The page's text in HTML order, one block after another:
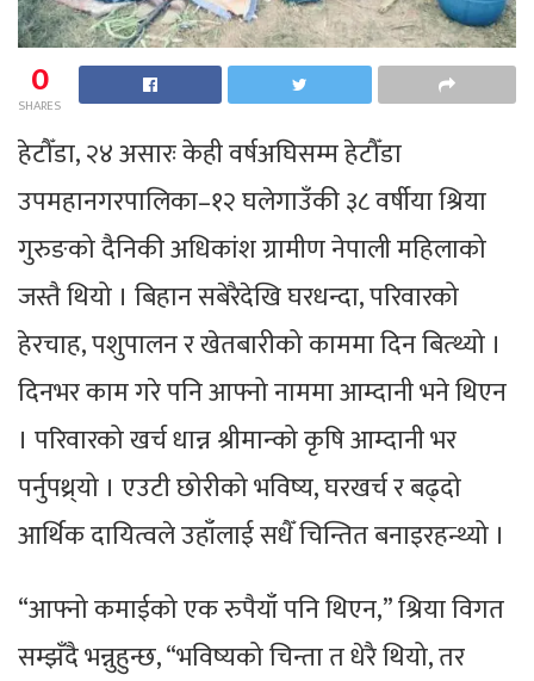
0
SHARES
हेटौँडा, २४ असारः केही वर्षअघिसम्म हेटौँडा
उपमहानगरपालिका–१२ घलेगाउँकी ३८ वर्षीया श्रिया
गुरुङको दैनिकी अधिकांश ग्रामीण नेपाली महिलाको
जस्तै थियो । बिहान सबेरैदेखि घरधन्दा, परिवारको
हेरचाह, पशुपालन र खेतबारीको काममा दिन बित्थ्यो ।
दिनभर काम गरे पनि आफ्नो नाममा आम्दानी भने थिएन
। परिवारको खर्च धान्न श्रीमान्को कृषि आम्दानी भर
पर्नुपथ्र्यो । एउटी छोरीको भविष्य, घरखर्च र बढ्दो
आर्थिक दायित्वले उहाँलाई सधैँ चिन्तित बनाइरहन्थ्यो ।
“आफ्नो कमाईको एक रुपैयाँ पनि थिएन,” श्रिया विगत
सम्झँदै भन्नुहुन्छ, “भविष्यको चिन्ता त धेरै थियो, तर